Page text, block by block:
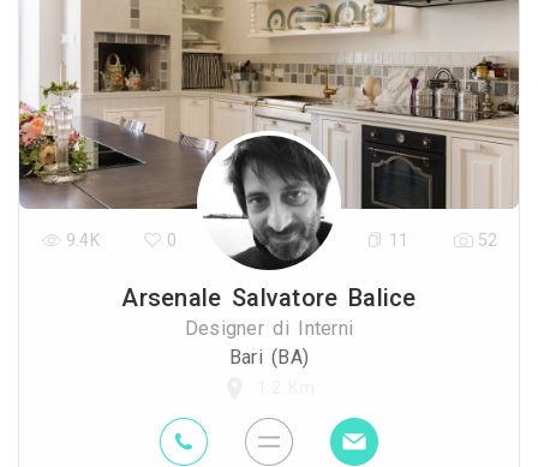
Arsenale Salvatore Balice
Designer di Interni
Bari (BA)
9.4K 0 11 52